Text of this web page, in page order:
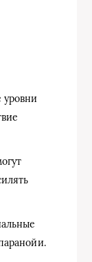
уровни